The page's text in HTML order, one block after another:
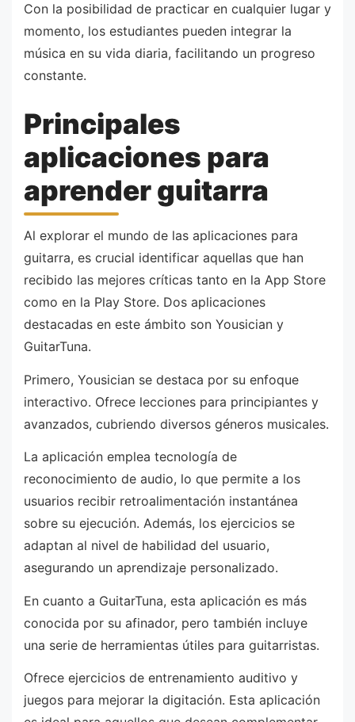
Con la posibilidad de practicar en cualquier lugar y
momento, los estudiantes pueden integrar la
música en su vida diaria, facilitando un progreso
constante.
Principales
aplicaciones para
aprender guitarra
Al explorar el mundo de las aplicaciones para
guitarra, es crucial identificar aquellas que han
recibido las mejores críticas tanto en la App Store
como en la Play Store. Dos aplicaciones
destacadas en este ámbito son Yousician y
GuitarTuna.
Primero, Yousician se destaca por su enfoque
interactivo. Ofrece lecciones para principiantes y
avanzados, cubriendo diversos géneros musicales.
La aplicación emplea tecnología de
reconocimiento de audio, lo que permite a los
usuarios recibir retroalimentación instantánea
sobre su ejecución. Además, los ejercicios se
adaptan al nivel de habilidad del usuario,
asegurando un aprendizaje personalizado.
En cuanto a GuitarTuna, esta aplicación es más
conocida por su afinador, pero también incluye
una serie de herramientas útiles para guitarristas.
Ofrece ejercicios de entrenamiento auditivo y
juegos para mejorar la digitación. Esta aplicación